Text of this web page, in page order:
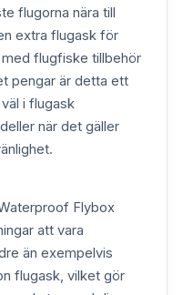
flugorna nära till
extra flugask för
flugfiske tillbehör
pengar är detta ett
i flugask
när det gäller
Flybox
att vara
än exempelvis
flugask, vilket gör